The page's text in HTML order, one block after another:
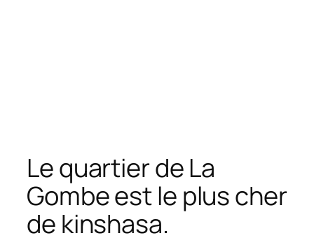
Le quartier de La
Gombe est le plus cher
de kinshasa.